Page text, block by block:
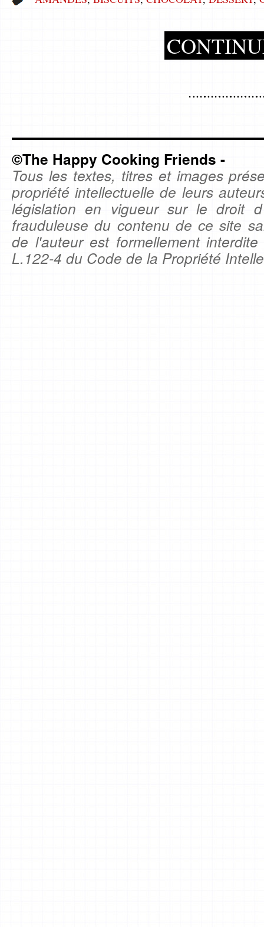
©The Happy Cooking Friends -
Tous les textes, titres et images
propriété intellectuelle de leurs
législation en vigueur sur le droit
frauduleuse du contenu de ce site
de l'auteur est formellement
L.122-4 du Code de la Propriété